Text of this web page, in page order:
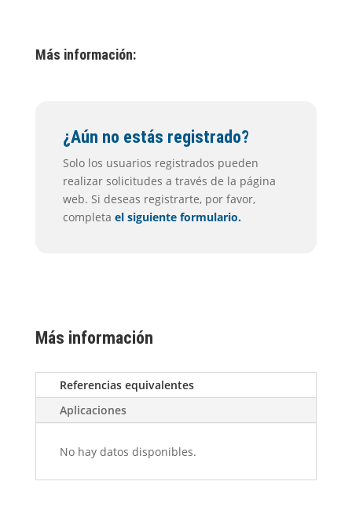
Más información:
¿Aún no estás registrado?
Solo los usuarios registrados pueden
realizar solicitudes a través de la página
web. Si deseas registrarte, por favor,
completa el siguiente formulario.
Más información
Referencias equivalentes
Aplicaciones
No hay datos disponibles.